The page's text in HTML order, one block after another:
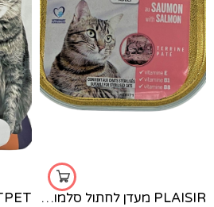
PLAISIR מעדן לחתול סלמון-100 גר'